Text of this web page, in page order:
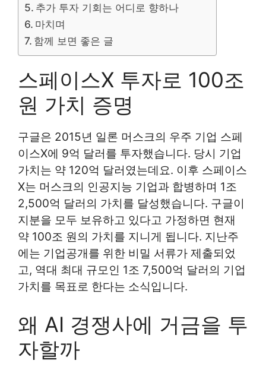
추가 투자 기회는 어디로 향하나
마치며
함께 보면 좋은 글
스페이스X 투자로 100조
원 가치 증명
구글은 2015년 일론 머스크의 우주 기업 스페
이스X에 9억 달러를 투자했습니다. 당시 기업
가치는 약 120억 달러였는데요. 이후 스페이스
X는 머스크의 인공지능 기업과 합병하며 1조
2,500억 달러의 가치를 달성했습니다. 구글이
지분을 모두 보유하고 있다고 가정하면 현재
약 100조 원의 가치를 지니게 됩니다. 지난주
에는 기업공개를 위한 비밀 서류가 제출되었
고, 역대 최대 규모인 1조 7,500억 달러의 기업
가치를 목표로 한다는 소식입니다.
왜 AI 경쟁사에 거금을 투
자할까